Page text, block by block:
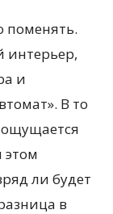
поменять.
интерьер,
и
В то
этом
ли будет
в